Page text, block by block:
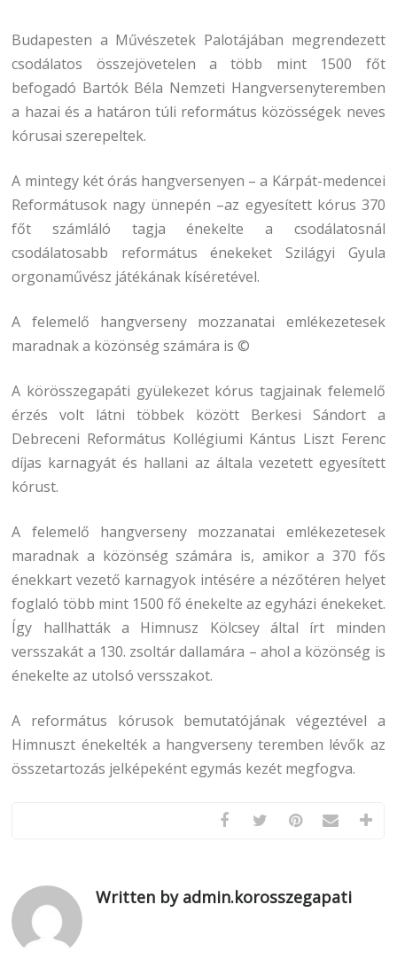
Budapesten a Művészetek Palotájában megrendezett
csodálatos összejövetelen a több mint 1500 főt
befogadó Bartók Béla Nemzeti Hangversenyteremben
a hazai és a határon túli református közösségek neves
kórusai szerepeltek.
A mintegy két órás hangversenyen – a Kárpát-medencei
Reformátusok nagy ünnepén –az egyesített kórus 370
főt számláló tagja énekelte a csodálatosnál
csodálatosabb református énekeket Szilágyi Gyula
orgonaművész játékának kíséretével.
A felemelő hangverseny mozzanatai emlékezetesek
maradnak a közönség számára is ©
A körösszegapáti gyülekezet kórus tagjainak felemelő
érzés volt látni többek között Berkesi Sándort a
Debreceni Református Kollégiumi Kántus Liszt Ferenc
díjas karnagyát és hallani az általa vezetett egyesített
kórust.
A felemelő hangverseny mozzanatai emlékezetesek
maradnak a közönség számára is, amikor a 370 fős
énekkart vezető karnagyok intésére a nézőtéren helyet
foglaló több mint 1500 fő énekelte az egyházi énekeket.
Így hallhatták a Himnusz Kölcsey által írt minden
versszakát a 130. zsoltár dallamára – ahol a közönség is
énekelte az utolsó versszakot.
A református kórusok bemutatójának végeztével a
Himnuszt énekelték a hangverseny teremben lévők az
összetartozás jelképeként egymás kezét megfogva.
Written by admin.korosszegapati